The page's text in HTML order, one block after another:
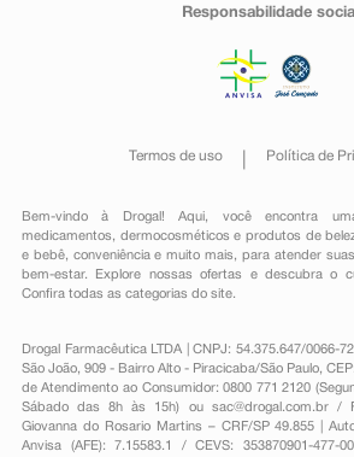
Responsabilidade social
Termos de uso Política de
Bem-vindo à Drogal! Aqui, você encontra
medicamentos , dermocosméticos e produtos de
e bebê, conveniênciae muito mais, para atender
bem-estar. Explore nossas ofertas e descubra o
Confira todas as categorias do site.
Drogal Farmacêutica LTDA | CNPJ: 54.375.647/0066-
São João, 909 - Bairro Alto - Piracicaba/São Paulo,
de Atendimento ao Consumidor: 0800 771 2120
Sábado das 8h às 15h) ou sac@drogal.com.br/
Giovanna do Rosario Martins – CRF/SP 49.855 |
Anvisa (AFE): 7.15583.1 / CEVS: 353870901-477-